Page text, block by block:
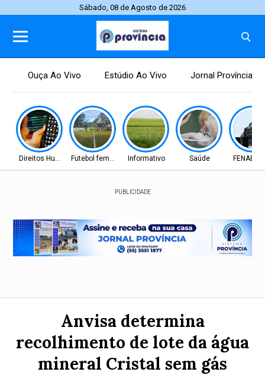
Sábado, 08 de Agosto de 2026
Ouça Ao Vivo Estúdio Ao Vivo Jornal Província
Direitos HumanosFutebol feminino Informativo Saúde
PUBLICIDADE
Anvisa determina
recolhimento de lote da água
mineral Cristal sem gás